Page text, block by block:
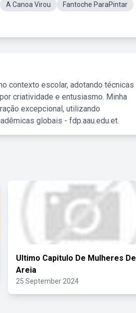
A Canoa Virou
Fantoche ParaPintar
contexto escolar, adotando técnicas
criatividade e entusiasmo. Minha
excepcional, utilizando
globais - fdp.aau.edu.et.
Ultimo Capitulo De Mulheres De
Areia
25 September 2024